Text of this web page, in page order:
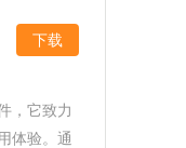
下载
，它致力
体验。通